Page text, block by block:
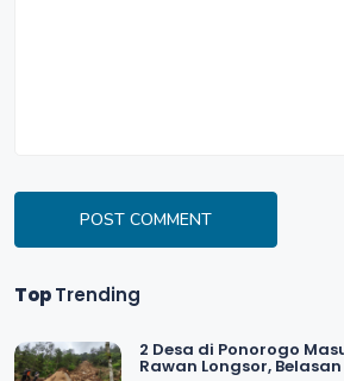
POST COMMENT
TopTrending
2 Desa di Ponorogo
Rawan Longsor,